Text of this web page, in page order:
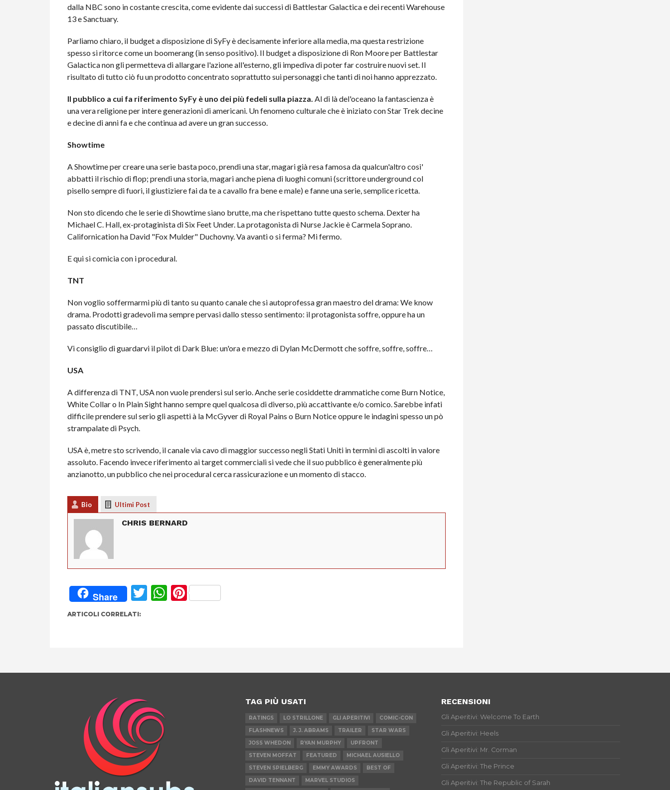
dalla NBC sono in costante crescita, come evidente dai successi di Battlestar Galactica e dei recenti Warehouse
13 e Sanctuary.
Parliamo chiaro, il budget a disposizione di SyFy è decisamente inferiore alla media, ma questa restrizione
spesso si ritorce come un boomerang (in senso positivo). Il budget a disposizione di Ron Moore per Battlestar
Galactica non gli permetteva di allargare l'azione all'esterno, gli impediva di poter far costruire nuovi set. Il
risultato di tutto ciò fu un prodotto concentrato soprattutto sui personaggi che tanti di noi hanno apprezzato.
Il pubblico a cui fa riferimento SyFy è uno dei più fedeli sulla piazza. Al di là del'oceano la fantascienza è
una vera religione per intere generazioni di americani. Un fenomeno culturale che è iniziato con Star Trek decine
e decine di anni fa e che continua ad avere un gran successo.
Showtime
A Showtime per creare una serie basta poco, prendi una star, magari già resa famosa da qualcun'altro cosi'
abbatti il rischio di flop; prendi una storia, magari anche piena di luoghi comuni (scrittore underground col
pisello sempre di fuori, il giustiziere fai da te a cavallo fra bene e male) e fanne una serie, semplice ricetta.
Non sto dicendo che le serie di Showtime siano brutte, ma che rispettano tutte questo schema. Dexter ha
Michael C. Hall, ex-protaginista di Six Feet Under. La protagonista di Nurse Jackie è Carmela Soprano.
Californication ha David "Fox Mulder" Duchovny. Va avanti o si ferma? Mi fermo.
E qui si comicia con i procedural.
TNT
Non voglio soffermarmi più di tanto su quanto canale che si autoprofessa gran maestro del drama: We know
drama. Prodotti gradevoli ma sempre pervasi dallo stesso sentimento: il protagonista soffre, oppure ha un
passato discutibile…
Vi consiglio di guardarvi il pilot di Dark Blue: un'ora e mezzo di Dylan McDermott che soffre, soffre, soffre…
USA
A differenza di TNT, USA non vuole prendersi sul serio. Anche serie cosiddette drammatiche come Burn Notice,
White Collar o In Plain Sight hanno sempre quel qualcosa di diverso, più accattivante e/o comico. Sarebbe infati
difficile prendere sul serio gli aspetti à la McGyver di Royal Pains o Burn Notice oppure le indagini spesso un pò
strampalate di Psych.
USA è, metre sto scrivendo, il canale via cavo di maggior successo negli Stati Uniti in termini di ascolti in valore
assoluto. Facendo invece riferimento ai target commerciali si vede che il suo pubblico è generalmente più
anzianotto, un pubblico che nei procedural cerca rassicurazione e un momento di stacco.
Bio Ultimi Post
CHRIS BERNARD
Share Twitter
WhatsApp
Pinterest
ARTICOLI CORRELATI:
TAG PIÙ USATI
RATINGS LO STRILLONE GLI APERITIVI
COMIC-CON
FLASHNEWS
J. J. ABRAMS TRAILER
STAR WARS
JOSS WHEDON
RYAN MURPHY
UPFRONT
STEVEN MOFFAT
FEATURED
MICHAEL AUSIELLO
STEVEN SPIELBERG
EMMY AWARDS
BEST OF
DAVID TENNANT
MARVEL STUDIOS
RECENSIONI
Gli Aperitivi: Welcome To Earth
Gli Aperitivi: Heels
Gli Aperitivi: Mr. Corman
Gli Aperitivi: The Prince
Gli Aperitivi: The Republic of Sarah